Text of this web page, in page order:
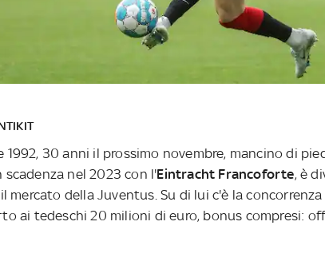
1992, 30 anni il prossimo novembre, mancino di
nel 2023 con l'Eintracht Francoforte, è
mercato della Juventus. Su di lui c'è la concorrenza
ai tedeschi 20 milioni di euro, bonus compresi: